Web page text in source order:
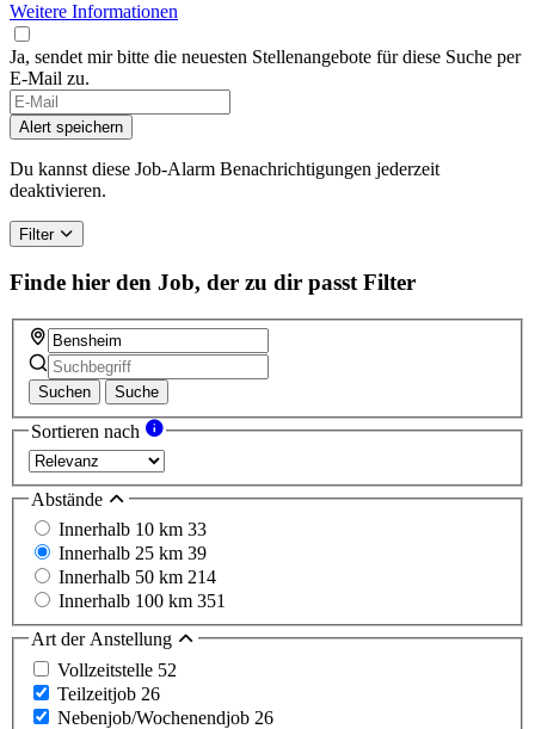
Weitere Informationen
Ja, sendet mir bitte die neuesten Stellenangebote für diese Suche per
E-Mail zu.
If
you
are
a
human,
this
field
Alert speichern
Du kannst diese Job-Alarm Benachrichtigungen jederzeit
deaktivieren.
Filter
Finde hier den Job, der zu dir passt Filter
Suchen Suche
Sortieren nach
Abstände
Innerhalb 10 km 33
Innerhalb 25 km 39
Innerhalb 50 km 214
Innerhalb 100 km 351
Art der Anstellung
Vollzeitstelle 52
Teilzeitjob 26
Nebenjob/Wochenendjob 26